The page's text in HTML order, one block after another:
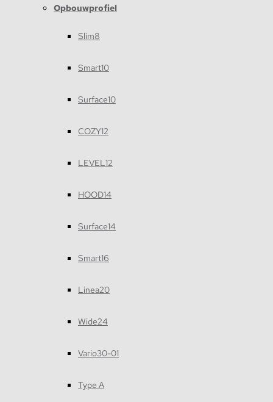
Opbouwprofiel
Slim8
Smart10
Surface10
COZY12
LEVEL12
HOOD14
Surface14
Smart16
Linea20
Wide24
Vario30-01
Type A